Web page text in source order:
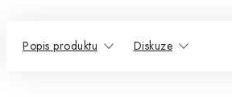
Popis produktu Diskuze